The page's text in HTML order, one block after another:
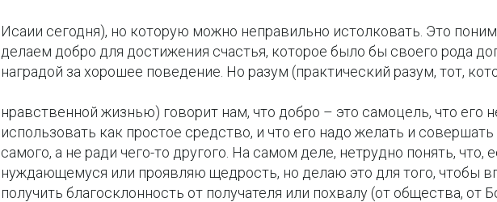
Исаии сегодня), но которую можно неправильно истолковать. Это
делаем добро для достижения счастья, которое было бы своего рода
наградой за хорошее поведение. Но разум (практический разум, тот,
нравственной жизнью) говорит нам, что добро – это самоцель, что его
использовать как простое средство, и что его надо желать и совершать
самого, а не ради чего-то другого. На самом деле, нетрудно понять, что,
нуждающемуся или проявляю щедрость, но делаю это для того, чтобы
получить благосклонность от получателя или похвалу (от общества, от